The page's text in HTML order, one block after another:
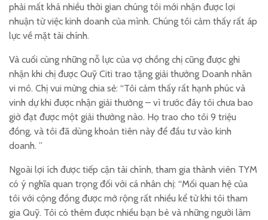
phải mất khá nhiều thời gian chúng tôi mới nhận được lợi
nhuận từ việc kinh doanh của mình. Chúng tôi cảm thấy rất áp
lực về mặt tài chính.
Và cuối cùng những nỗ lực của vợ chồng chị cũng được ghi
nhận khi chị được Quỹ Citi trao tặng giải thưởng Doanh nhân
vi mô. Chị vui mừng chia sẻ: “Tôi cảm thấy rất hạnh phúc và
vinh dự khi được nhận giải thưởng – vì trước đây tôi chưa bao
giờ đạt được một giải thưởng nào. Họ trao cho tôi 9 triệu
đồng, và tôi đã dùng khoản tiên này để đầu tư vào kinh
doanh. ”
Ngoài lợi ích được tiếp cận tài chính, tham gia thành viên TYM
có ý nghĩa quan trọng đối với cá nhân chị: “Mối quan hệ của
tôi với cộng đồng được mở rộng rất nhiều kể từ khi tôi tham
gia Quỹ. Tôi có thêm được nhiều bạn bè và những người làm